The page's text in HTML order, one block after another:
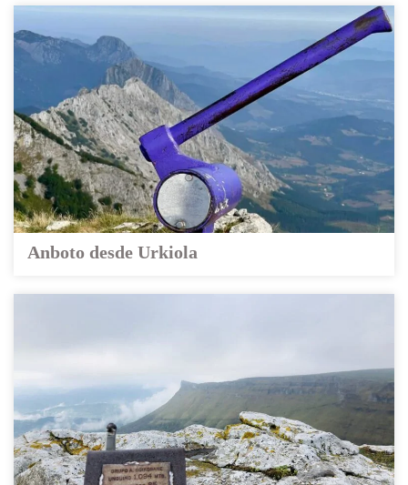
Anboto desde Urkiola